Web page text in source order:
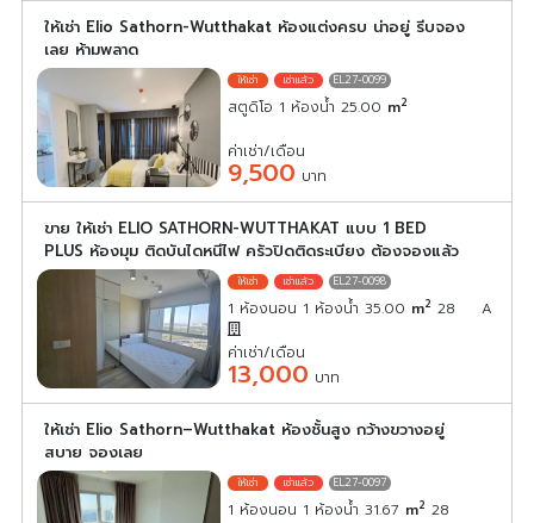
ให้เช่า Elio Sathorn-Wutthakat ห้องแต่งครบ น่าอยู่ รีบจอง
เลย ห้ามพลาด
EL27-0099
สตูดิโอ 1 ห้องน้ำ 25.00 m2
ค่าเช่า/เดือน
9,500 บาท
ขาย ให้เช่า ELIO SATHORN-WUTTHAKAT แบบ 1 BED
PLUS ห้องมุม ติดบันไดหนีไฟ ครัวปิดติดระเบียง ต้องจองแล้ว
EL27-0098
1 ห้องนอน 1 ห้องน้ำ 35.00 m2 28 A
ค่าเช่า/เดือน
13,000 บาท
ให้เช่า Elio Sathorn–Wutthakat ห้องชั้นสูง กว้างขวางอยู่
สบาย จองเลย
EL27-0097
1 ห้องนอน 1 ห้องน้ำ 31.67 m2 28